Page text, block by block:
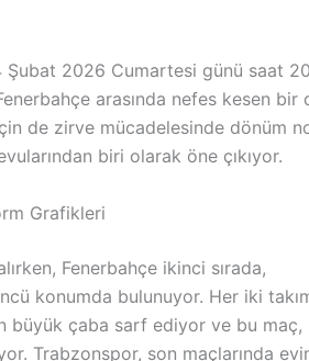
Şubat 2026 Cumartesi günü saat
arasında nefes kesen bir
de zirve mücadelesinde dönüm
biri olarak öne çıkıyor.
Grafikleri
Fenerbahçe ikinci sırada,
konumda bulunuyor. Her iki
büyük çaba sarf ediyor ve bu maç,
Trabzonspor, son maçlarında